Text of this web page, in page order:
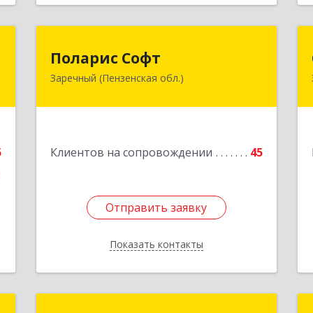
Поларис Софт
Заречный (Пензенская обл.)
Клиентов на сопровождении 45
Отправить заявку
Показать контакты
442960, Пензенская обл, Заречный г,
Отправить заявку
Назад